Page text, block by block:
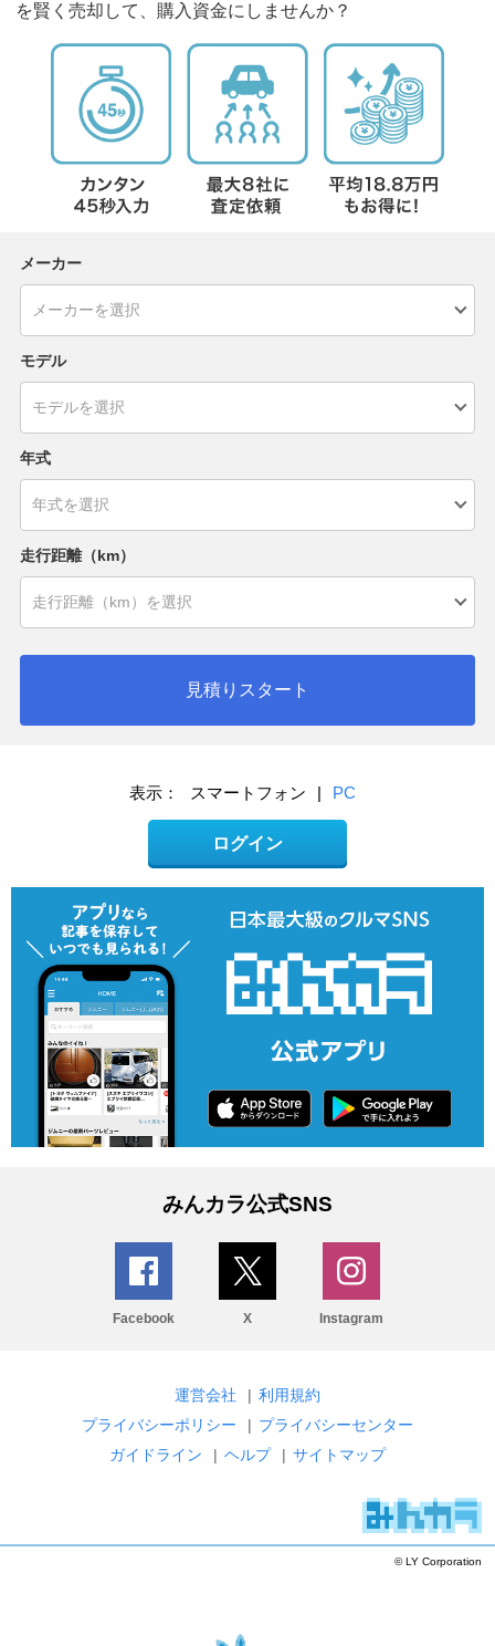
を賢く売却して、購入資金にしませんか？
メーカー
モデル
年式
走行距離（km）
見積りスタート
表示： スマートフォン | PC
ログイン
みんカラ公式SNS
Facebook X Instagram
運営会社 | 利用規約
プライバシーポリシー
| プライバシーセンター
ガイドライン
| ヘルプ | サイトマップ
© LY Corporation